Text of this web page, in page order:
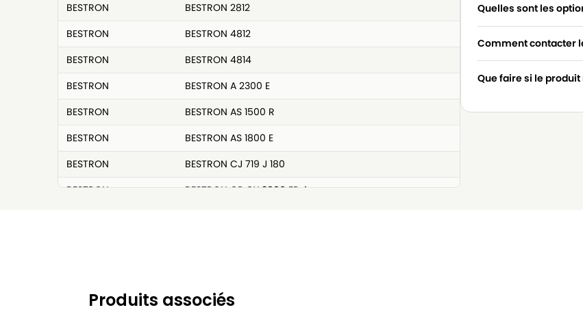
BESTRON
BESTRON 2812
BESTRON
BESTRON 4812
BESTRON
BESTRON 4814
BESTRON
BESTRON A 2300 E
BESTRON
BESTRON AS 1500 R
BESTRON
BESTRON AS 1800 E
BESTRON
BESTRON CJ 719 J 180
BESTRON
BESTRON CP CY 3806 EP 4
BESTRON
BESTRON D 0016 S
Quelles sont les
Comment contacter
Que faire si le
Produits associés